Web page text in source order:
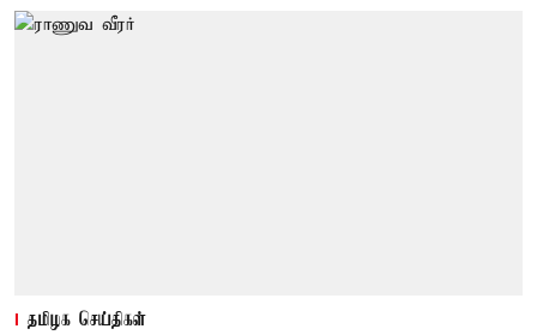
தமிழக செய்திகள்